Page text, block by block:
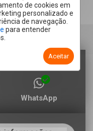
de cookies em
personalizado e
de navegação.
para entender
Aceitar
WhatsApp